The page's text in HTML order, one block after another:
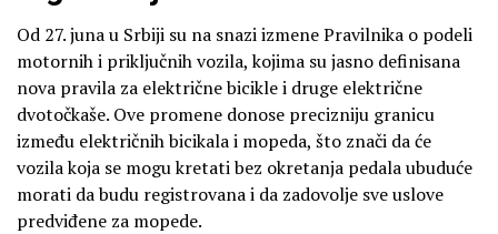
Od 27. juna u Srbiji su na snazi izmene Pravilnika o podeli
motornih i priključnih vozila, kojima su jasno definisana
nova pravila za električne bicikle i druge električne
dvotočkaše. Ove promene donose precizniju granicu
između električnih bicikala i mopeda, što znači da će
vozila koja se mogu kretati bez okretanja pedala ubuduće
morati da budu registrovana i da zadovolje sve uslove
predviđene za mopede.